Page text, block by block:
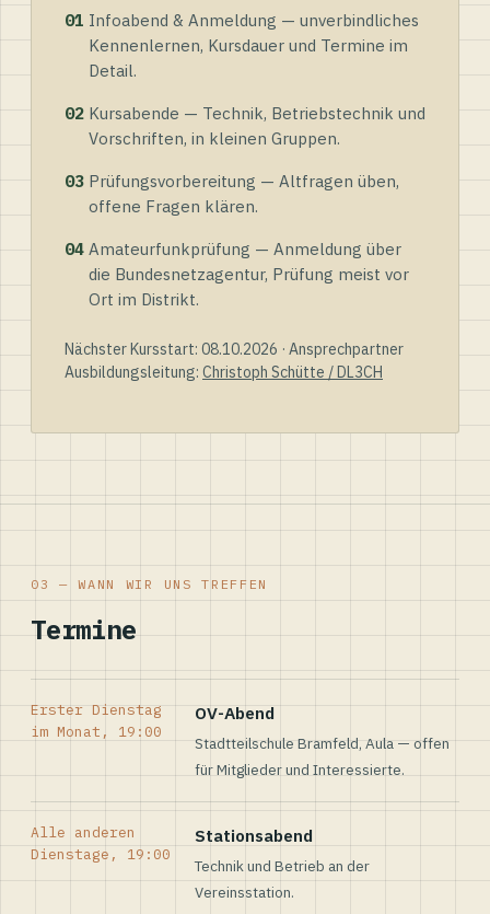
01 Infoabend & Anmeldung — unverbindliches
Kennenlernen, Kursdauer und Termine im
Detail.
02 Kursabende — Technik, Betriebstechnik und
Vorschriften, in kleinen Gruppen.
03 Prüfungsvorbereitung — Altfragen üben,
offene Fragen klären.
04 Amateurfunkprüfung — Anmeldung über
die Bundesnetzagentur, Prüfung meist vor
Ort im Distrikt.
Nächster Kursstart: 08.10.2026 · Ansprechpartner
Ausbildungsleitung: Christoph Schütte / DL3CH
03 — WANN WIR UNS TREFFEN
Termine
Erster Dienstag
im Monat, 19:00
OV-Abend
Stadtteilschule Bramfeld, Aula — offen
für Mitglieder und Interessierte.
Alle anderen
Dienstage, 19:00
Stationsabend
Technik und Betrieb an der
Vereinsstation.